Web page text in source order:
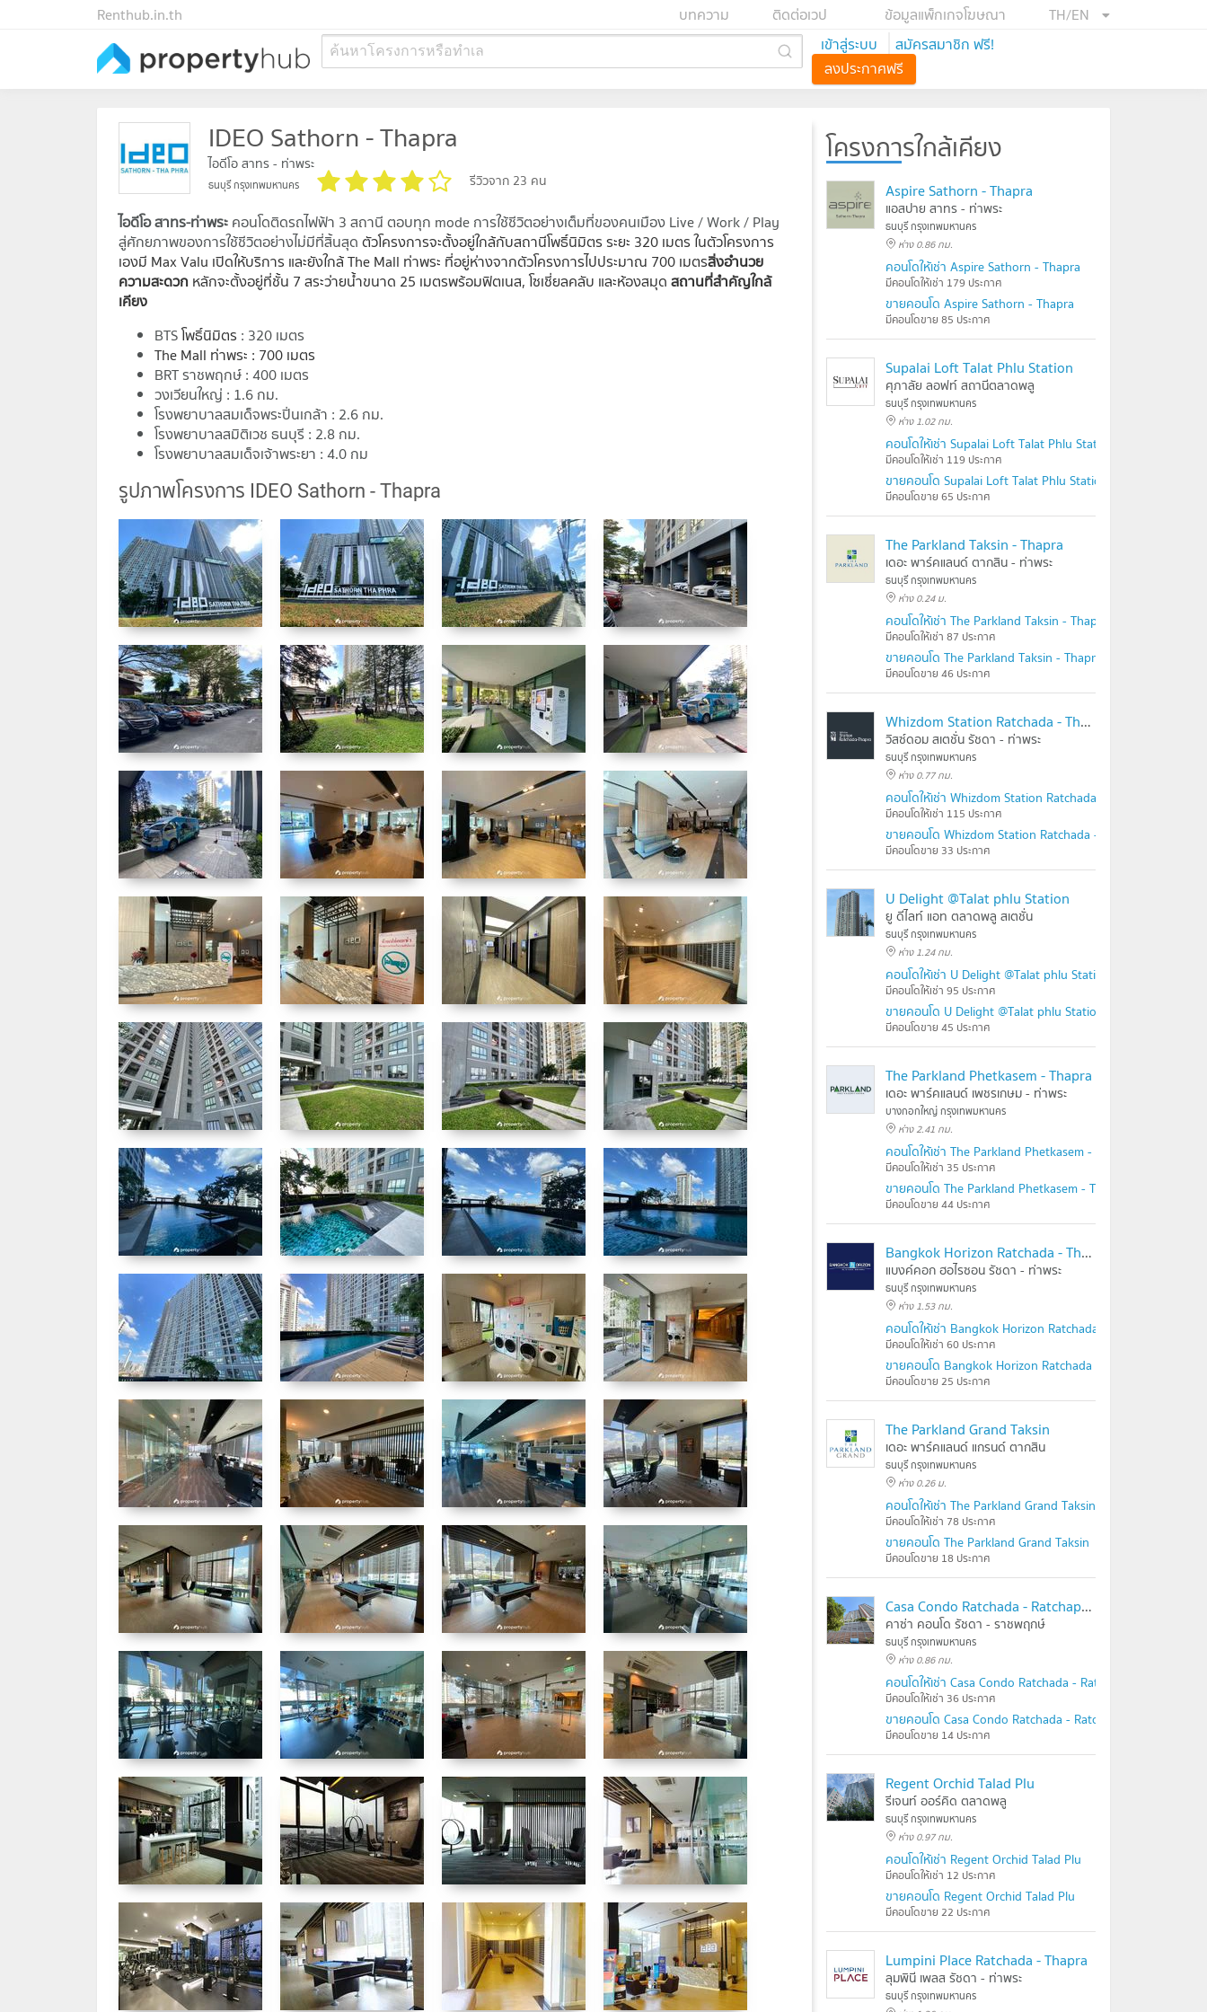
TH/EN
ข้อมูลแพ็กเกจโฆษณา
ติดต่อเวป
บทความ
Renthub.in.th
ค้นหาโครงการหรือทำเล เข้าสู่ระบบ
สมัครสมาชิก ฟรี!
ลงประกาศฟรี
IDEO Sathorn - Thapra
ไอดีโอ สาทร - ท่าพระ
ธนบุรี กรุงเทพมหานคร รีวิวจาก 23 คน
ไอดีโอ สาทร-ท่าพระคอนโดติดรถไฟฟ้า 3 สถานี ตอบทุก mode การใช้ชีวิตอย่างเต็มที่ของคนเมือง Live / Work / Play
สู่ศักยภาพของการใช้ชีวิตอย่างไม่มีที่สิ้นสุดตัวโครงการจะตั้งอยู่ใกล้กับสถานีโพธิ์นิมิตร ระยะ 320 เมตร ในตัวโครงการ
เองมี Max Valu เปิดให้บริการ และยังใกล้ The Mall ท่าพระ ที่อยู่ห่างจากตัวโครงการไปประมาณ 700 เมตรสิ่งอำนวย
ความสะดวกหลักจะตั้งอยู่ที่ชั้น 7 สระว่ายน้ำขนาด 25 เมตรพร้อมฟิตเนส, โซเชี่ยลคลับ และห้องสมุดสถานที่สำคัญใกล้
เคียง
BTSโพธิ์นิมิตร : 320 เมตร
The Mall ท่าพระ : 700 เมตร
BRT ราชพฤกษ์ : 400 เมตร
วงเวียนใหญ่ : 1.6 กม.
โรงพยาบาลสมเด็จพระปิ่นเกล้า : 2.6 กม.
โรงพยาบาลสมิติเวช ธนบุรี : 2.8 กม.
โรงพยาบาลสมเด็จเจ้าพระยา : 4.0 กม
รูปภาพโครงการ IDEO Sathorn - Thapra
โครงการใกล้เคียง
Aspire Sathorn - Thapra
แอสปาย สาทร - ท่าพระ
ธนบุรี กรุงเทพมหานคร
ห่าง 0.86 กม.
คอนโดให้เช่า Aspire Sathorn - Thapra
มีคอนโดให้เช่า 179 ประกาศ
ขายคอนโด Aspire Sathorn - Thapra
มีคอนโดขาย 85 ประกาศ
Supalai Loft Talat Phlu Station
ศุภาลัย ลอฟท์ สถานีตลาดพลู
ธนบุรี กรุงเทพมหานคร
ห่าง 1.02 กม.
คอนโดให้เช่า Supalai Loft Talat Phlu Station
มีคอนโดให้เช่า 119 ประกาศ
ขายคอนโด Supalai Loft Talat Phlu Station
มีคอนโดขาย 65 ประกาศ
The Parkland Taksin - Thapra
เดอะ พาร์คแลนด์ ตากสิน - ท่าพระ
ธนบุรี กรุงเทพมหานคร
ห่าง 0.24 ม.
คอนโดให้เช่า The Parkland Taksin - Thapra
มีคอนโดให้เช่า 87 ประกาศ
ขายคอนโด The Parkland Taksin - Thapra
มีคอนโดขาย 46 ประกาศ
Whizdom Station Ratchada - Thapra
วิสซ์ดอม สเตชั่น รัชดา - ท่าพระ
ธนบุรี กรุงเทพมหานคร
ห่าง 0.77 กม.
คอนโดให้เช่า Whizdom Station Ratchada - Thapra
มีคอนโดให้เช่า 115 ประกาศ
ขายคอนโด Whizdom Station Ratchada - Thapra
มีคอนโดขาย 33 ประกาศ
U Delight @Talat phlu Station
ยู ดีไลท์ แอท ตลาดพลู สเตชั่น
ธนบุรี กรุงเทพมหานคร
ห่าง 1.24 กม.
คอนโดให้เช่า U Delight @Talat phlu Station
มีคอนโดให้เช่า 95 ประกาศ
ขายคอนโด U Delight @Talat phlu Station
มีคอนโดขาย 45 ประกาศ
The Parkland Phetkasem - Thapra
เดอะ พาร์คแลนด์ เพชรเกษม - ท่าพระ
บางกอกใหญ่ กรุงเทพมหานคร
ห่าง 2.41 กม.
คอนโดให้เช่า The Parkland Phetkasem - Thapra
มีคอนโดให้เช่า 35 ประกาศ
ขายคอนโด The Parkland Phetkasem - Thapra
มีคอนโดขาย 44 ประกาศ
Bangkok Horizon Ratchada - Thapra
แบงค์คอก ฮอไรซอน รัชดา - ท่าพระ
ธนบุรี กรุงเทพมหานคร
ห่าง 1.53 กม.
คอนโดให้เช่า Bangkok Horizon Ratchada - Thapra
มีคอนโดให้เช่า 60 ประกาศ
ขายคอนโด Bangkok Horizon Ratchada - Thapra
มีคอนโดขาย 25 ประกาศ
The Parkland Grand Taksin
เดอะ พาร์คแลนด์ แกรนด์ ตากสิน
ธนบุรี กรุงเทพมหานคร
ห่าง 0.26 ม.
คอนโดให้เช่า The Parkland Grand Taksin
มีคอนโดให้เช่า 78 ประกาศ
ขายคอนโด The Parkland Grand Taksin
มีคอนโดขาย 18 ประกาศ
Casa Condo Ratchada - Ratchaphruek
คาซ่า คอนโด รัชดา - ราชพฤกษ์
ธนบุรี กรุงเทพมหานคร
ห่าง 0.86 กม.
คอนโดให้เช่า Casa Condo Ratchada - Ratchaphruek
มีคอนโดให้เช่า 36 ประกาศ
ขายคอนโด Casa Condo Ratchada - Ratchaphruek
มีคอนโดขาย 14 ประกาศ
Regent Orchid Talad Plu
รีเจนท์ ออร์คิด ตลาดพลู
ธนบุรี กรุงเทพมหานคร
ห่าง 0.97 กม.
คอนโดให้เช่า Regent Orchid Talad Plu
มีคอนโดให้เช่า 12 ประกาศ
ขายคอนโด Regent Orchid Talad Plu
มีคอนโดขาย 22 ประกาศ
Lumpini Place Ratchada - Thapra
ลุมพินี เพลส รัชดา - ท่าพระ
ธนบุรี กรุงเทพมหานคร